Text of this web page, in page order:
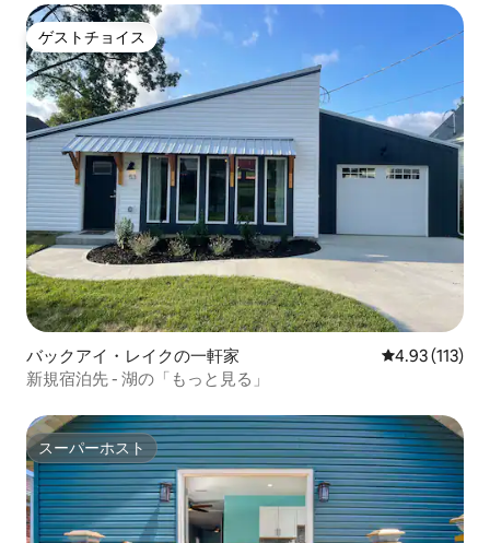
ゲストチョイス
ゲストチョイス
バックアイ・レイクの一軒家 レビュー113
4.93 (113)
新規宿泊先 - 湖の「もっと見る」
スーパーホスト
スーパーホスト